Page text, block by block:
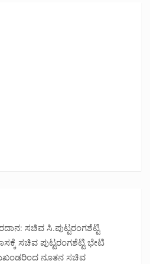
ಸಚಿವ ಸಿ.ಪುಟ್ಟರಂಗಶೆಟ್ಟಿ
ಸಚಿವ ಪುಟ್ಟರಂಗಶೆಟ್ಟಿ ಭೇಟಿ
ನೂತನ ಸಚಿವ